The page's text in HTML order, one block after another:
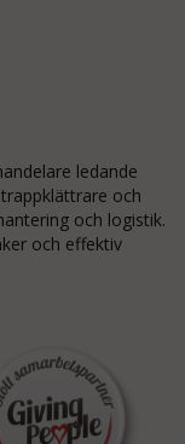
ledande
och
och logistik.
och effektiv